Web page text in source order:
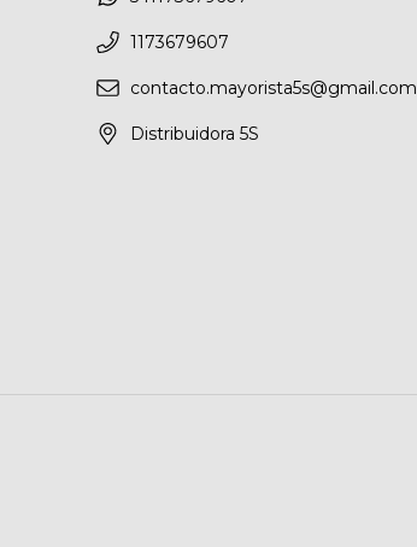
1173679607
contacto.mayorista5s@gmail.com
Distribuidora 5S